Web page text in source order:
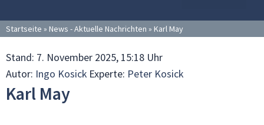
Startseite » News - Aktuelle Nachrichten » Karl May
Stand: 7. November 2025, 15:18 Uhr
Autor: Ingo Kosick Experte: Peter Kosick
Karl May